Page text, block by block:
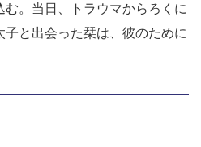
。当日、トラウマからろくに
と出会った栞は、彼のために